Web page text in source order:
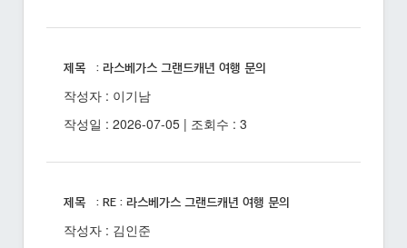
제목 : 라스베가스 그랜드캐년 여행 문의
작성자 : 이기남
작성일 : 2026-07-05 | 조회수 : 3
제목 : RE : 라스베가스 그랜드캐년 여행 문의
작성자 : 김인준